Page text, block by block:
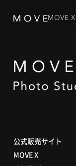
MOVE X
公式販売サイト
MOVE X